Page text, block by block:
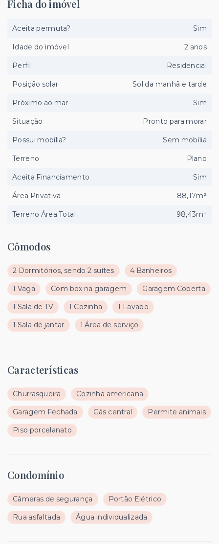
Cômodos
2 Dormitórios, sendo 2 suítes 4 Banheiros
1 Vaga Com box na garagem Garagem Coberta
1 Sala de TV 1 Cozinha 1 Lavabo
1 Sala de jantar 1 Área de serviço
Características
Churrasqueira Cozinha americana
Garagem Fechada Gás central Permite animais
Piso porcelanato
Condomínio
Câmeras de segurança Portão Elétrico
Rua asfaltada Água individualizada
Ficha do imóvel
Aceita permuta? Sim
Idade do imóvel 2 anos
Perfil Residencial
Posição solar Sol da manhã e tarde
Próximo ao mar Sim
Situação Pronto para morar
Possui mobília? Sem mobília
Terreno Plano
Aceita Financiamento Sim
Área Privativa 88,17m²
Terreno Área Total 98,43m²